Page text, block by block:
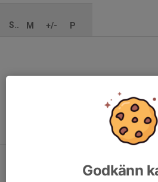
SÄSONG M +/- P
Ingen säsong
Godkänn